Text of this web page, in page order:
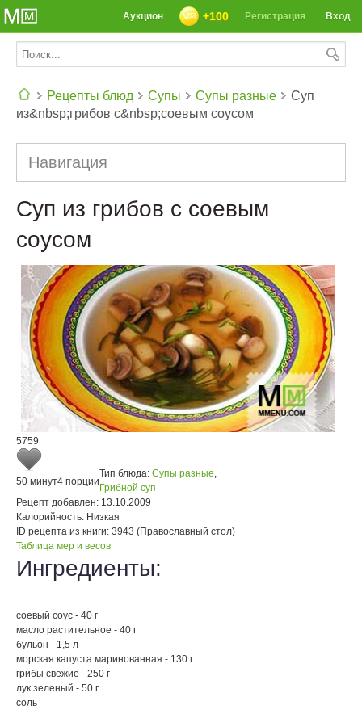
Вход
Регистрация
+100
Аукцион
Рецепты блюд Супы Супы разные
Суп
из&nbsp;грибов с&nbsp;соевым соусом
Навигация
Суп из грибов с соевым
соусом
5759
50 минут4 порции
Тип блюда: Супы разные,
Грибной суп
Рецепт добавлен: 13.10.2009
Калорийность: Низкая
ID рецепта из книги: 3943 (Православный стол)
Таблица мер и весов
Ингредиенты:
соевый соус - 40 г
масло растительное - 40 г
бульон - 1,5 л
морская капуста маринованная - 130 г
грибы свежие - 250 г
лук зеленый - 50 г
соль